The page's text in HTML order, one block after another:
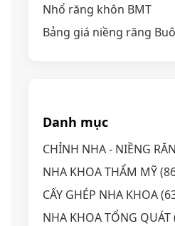
Nhổ răng khôn BMT
Bảng giá niềng răng
Danh mục
CHỈNH NHA - NIỀNG
NHA KHOA THẨM MỸ
CẤY GHÉP NHA KHOA
NHA KHOA TỔNG QUÁT